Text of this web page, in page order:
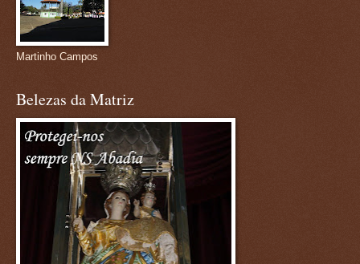
Martinho Campos
Belezas da Matriz